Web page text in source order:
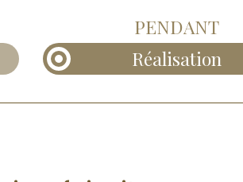
PENDANT
Réalisation